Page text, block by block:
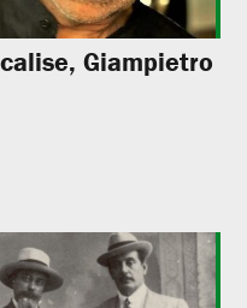
Giampietro